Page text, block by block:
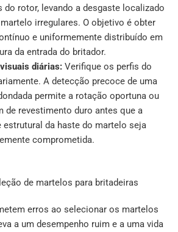
do rotor, levando a desgaste localizado
irregulares. O objetivo é obter
e uniformemente distribuído em
da entrada do britador.
diárias:Verifique os perfis do
A detecção precoce de uma
permite a rotação oportuna ou
de revestimento duro antes que a
estrutural da haste do martelo seja
comprometida.
de martelos para britadeiras
erros ao selecionar os martelos
a um desempenho ruim e a uma vida